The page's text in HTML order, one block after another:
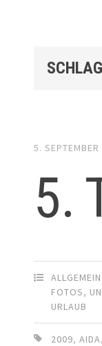
5.
5.
ALLGEMEIN
FOTOS,
URLAUB
2009,AIDA,